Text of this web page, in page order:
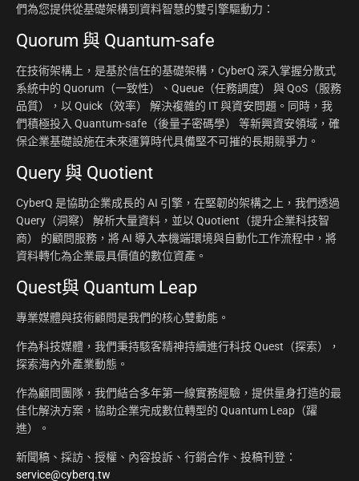
們為您提供從基礎架構到資料智慧的雙引擎驅動力：
Quorum 與 Quantum-safe
在技術架構上，是基於信任的基礎架構，CyberQ 深入掌握分散式
系統中的 Quorum（一致性）、Queue（任務調度） 與 QoS（服務
品質），以 Quick（效率） 解決複雜的 IT 與資安問題。同時，我
們積極投入 Quantum-safe（後量子密碼學） 等新興資安領域，確
保企業基礎設施在未來運算時代具備堅不可摧的長期競爭力。
Query 與 Quotient
CyberQ 是協助企業成長的 AI 引擎，在堅韌的架構之上，我們透過
Query（洞察） 解析大量資料，並以 Quotient（提升企業科技智
商） 的顧問服務，將 AI 導入本機端環境與自動化工作流程中，將
資料轉化為企業最具價值的數位資產。
Quest與 Quantum Leap
專業媒體與技術顧問是我們的核心雙動能。
作為科技媒體，我們秉持駭客精神持續進行科技 Quest（探索），
探索海內外產業動態。
作為顧問團隊，我們結合多年第一線實務經驗，提供量身打造的最
佳化解決方案，協助企業完成數位轉型的 Quantum Leap（躍
進）。
新聞稿、採訪、授權、內容投訴、行銷合作、投稿刊登：
service@cyberq.tw